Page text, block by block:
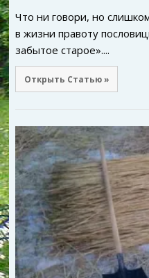
Что ни говори, но
в жизни правоту
забытое старое»....
Открыть Статью »